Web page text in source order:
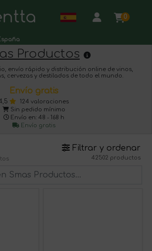
0
Productos
envío rápido y distribución online de vinos,
cervezas y destilados de todo el mundo.
Envío gratis
124 valoraciones
Sin pedido mínimo
Envío en: 48 - 168 h
Envío gratis
Filtrar y ordenar
42502 productos